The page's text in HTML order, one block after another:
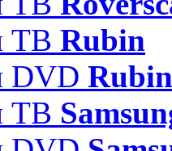
ТВ Rubin
DVD Rubin
ТВ